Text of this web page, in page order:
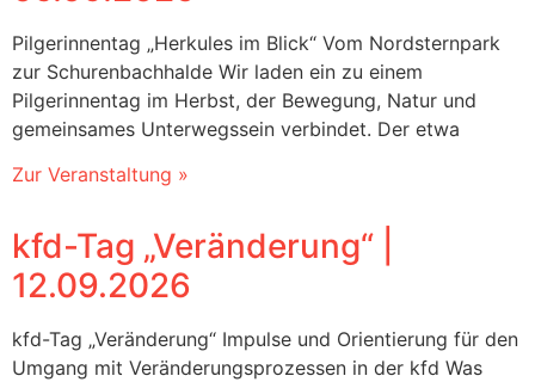
Pilgerinnentag „Herkules im Blick“ Vom Nordsternpark
zur Schurenbachhalde Wir laden ein zu einem
Pilgerinnentag im Herbst, der Bewegung, Natur und
gemeinsames Unterwegssein verbindet. Der etwa
Zur Veranstaltung »
kfd-Tag „Veränderung“‎ |
12.09.2026
kfd-Tag „Veränderung“ Impulse und Orientierung für den
Umgang mit Veränderungsprozessen in der kfd Was